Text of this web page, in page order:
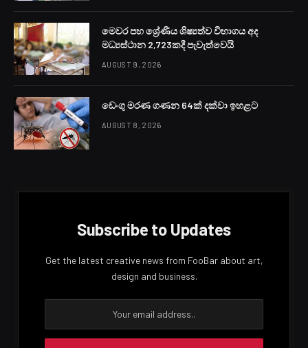
මෙවර පහ ශ්‍රේණිය ශිෂ්‍යත්ව විභාගය අද
මධ්‍යස්ථාන 2,723කදී පැවැත්වෙයි
AUGUST 9, 2026
ඩෙංගු මරණ ගණන 64ක් දක්වා ඉහළට
AUGUST 8, 2026
Subscribe to Updates
Get the latest creative news from FooBar about art,
design and business.